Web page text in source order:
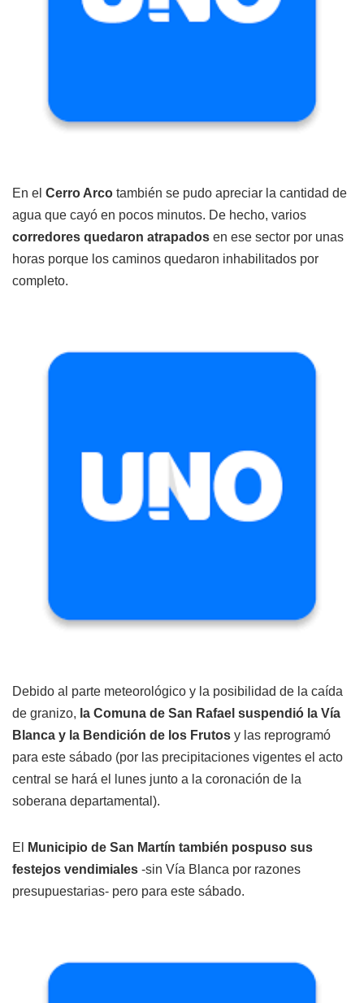
En el Cerro Arco también se pudo apreciar la cantidad de
agua que cayó en pocos minutos. De hecho, varios
corredores quedaron atrapados en ese sector por unas
horas porque los caminos quedaron inhabilitados por
completo.
Debido al parte meteorológico y la posibilidad de la caída
de granizo, la Comuna de San Rafael suspendió la Vía
Blanca y la Bendición de los Frutos y las reprogramó
para este sábado (por las precipitaciones vigentes el acto
central se hará el lunes junto a la coronación de la
soberana departamental).
El
Municipio de San Martín también pospuso sus
festejos vendimiales -sin Vía Blanca por razones
presupuestarias- pero para este sábado.